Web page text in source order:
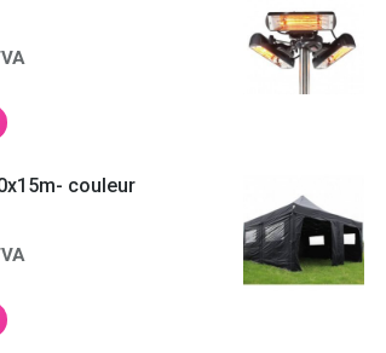
couleur